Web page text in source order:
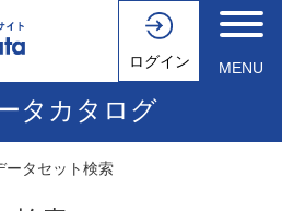
ログイン MENU
タカタログ
ータセット検索